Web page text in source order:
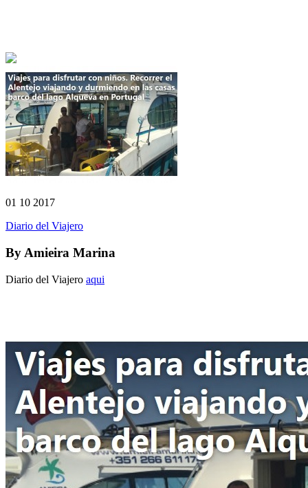
01 10 2017
Diario del Viajero
By Amieira Marina
Diario del Viajero aqui